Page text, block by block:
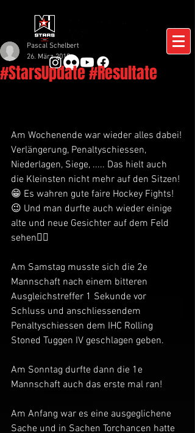
#StarsUpdate #Resultate
Pascal Schelbert
26. März 2018
Am Wochenende war wieder alles dabei!
Verlängerung, Penaltyschiessen,
Niederlagen, Siege, ..... Das hielt auch
die Kleinsten nicht mehr auf den Sitzen!
😁 Es wahren gute faire Hockey Fights!
😉 Und man durfte auch wieder einige
alte und neue Gesichter auf dem Feld
sehen🙋‍♂️
Am Samstag musste sich die 2e
Mannschaft nach einem bitteren
Ausgleichstreffer 1 Sekunde vor
Schluss und anschliessendem
Penaltyschiessen dem IHC Rolling
Stoned Tuggen IV geschlagen geben.
Am Sonntag durfte dann die 1e
Mannschaft auch das erste mal ran!
Am Anfang war es eine ausgeglichene
Sache und in Sachen Torchancen hatte